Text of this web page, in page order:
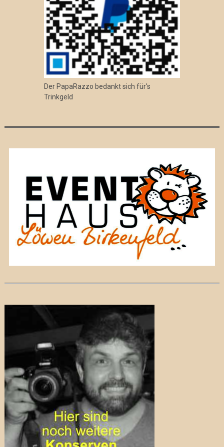
Der PapaRazzo bedankt sich für's
Trinkgeld